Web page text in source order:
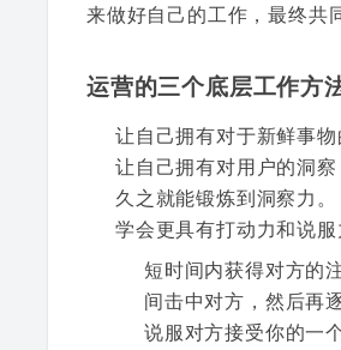
来做好自己的工作，最终共
运营的三个底层工作方
让自己拥有对于新鲜事
让自己拥有对用户的洞
久之就能锻炼到洞察力。
学会更具有打动力和说服
短时间内获得对方的
间击中对方，然后再
说服对方接受你的一